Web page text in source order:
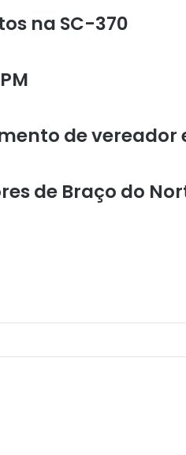
na SC-370
de vereador
de Braço do